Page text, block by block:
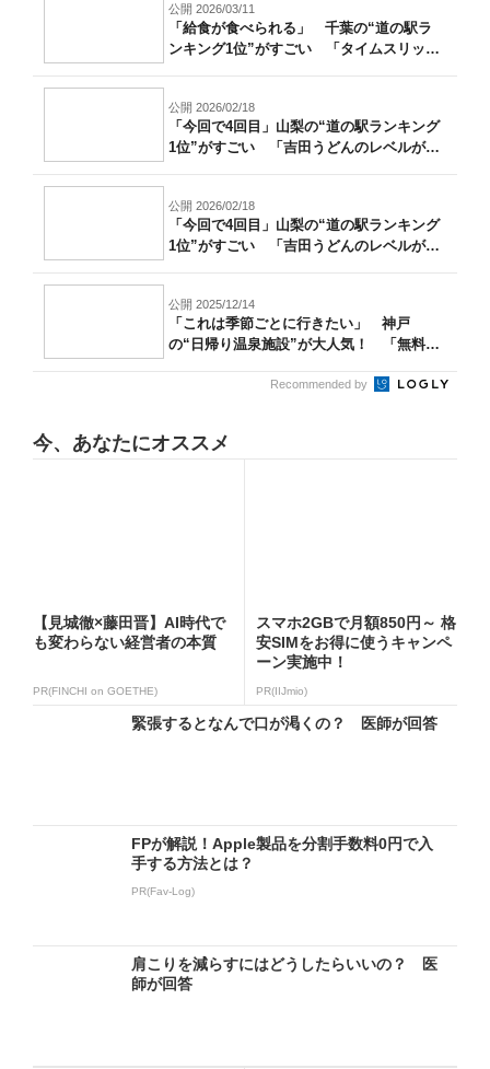
公開 2026/03/11
「給食が食べられる」 千葉の“道の駅ラ
ンキング1位”がすごい 「タイムスリップ
公開 2026/02/18
「今回で4回目」山梨の“道の駅ランキング
1位”がすごい 「吉田うどんのレベルが
公開 2026/02/18
「今回で4回目」山梨の“道の駅ランキング
1位”がすごい 「吉田うどんのレベルが
公開 2025/12/14
「これは季節ごとに行きたい」 神戸
の“日帰り温泉施設”が大人気！ 「無料送
Recommended by
今、あなたにオススメ
【見城徹×藤田晋】AI時代で
も変わらない経営者の本質
PR(FINCHI on GOETHE)
スマホ2GBで月額850円～ 格
安SIMをお得に使うキャンペ
ーン実施中！
PR(IIJmio)
緊張するとなんで口が渇くの？ 医師が回答
FPが解説！Apple製品を分割手数料0円で入
手する方法とは？
PR(Fav-Log)
肩こりを減らすにはどうしたらいいの？ 医
師が回答